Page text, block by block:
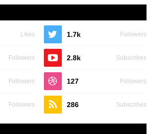
Likes 1.7k Followers
Followers 2.8k Subscribes
Followers 127 Followers
Followers 286 Subscribes